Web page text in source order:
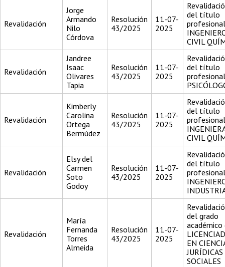
Revalidación
Jorge
Armando
Nilo
Córdova
Resolución
43/2025
11-07-
2025
del título
CIVIL
Revalidación
Jandree
Isaac
Olivares
Tapia
Resolución
43/2025
11-07-
2025
del título
Revalidación
Kimberly
Carolina
Ortega
Bermúdez
Resolución
43/2025
11-07-
2025
del título
CIVIL
Revalidación
Elsy del
Carmen
Soto
Godoy
Resolución
43/2025
11-07-
2025
del título
Revalidación
María
Fernanda
Torres
Almeida
Resolución
43/2025
11-07-
2025
del grado
académico
EN
JURÍDICAS
SOCIALES